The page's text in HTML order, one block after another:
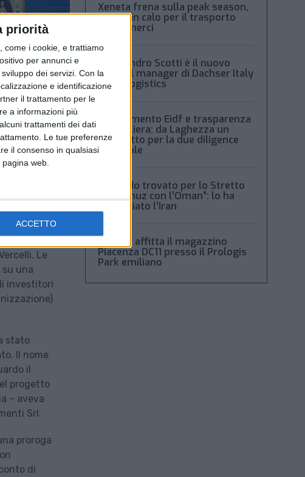
priorità
come i cookie, e trattiamo
per annunci e
dei servizi. Con la
e identificazione
il trattamento per le
a informazioni più
trattamenti dei dati
Le tue preferenze
il consenso in qualsiasi
web.
ACCETTO
Le
una
investitori
stato
Il nome
il
progetto
– aveva
Srl.
proroga
di
Xeneta frena sulla peak season,
tariffe in calo per il trasporto
aereo merci
Alessandro Scotti è il nuovo
general manager di Dachser Italy
Food Logistics
Regolamento Eidf e trasparenza
della filiera: da Laghezza un
pacchetto per la due diligence
aziendale
“Accordo trovato per lo Stretto
di Hormuz con l’Oman”: lo ha
annunciato l’Iran
Condor affitta il magazzino
Piacenza DC11 presso il Prologis
Park emiliano